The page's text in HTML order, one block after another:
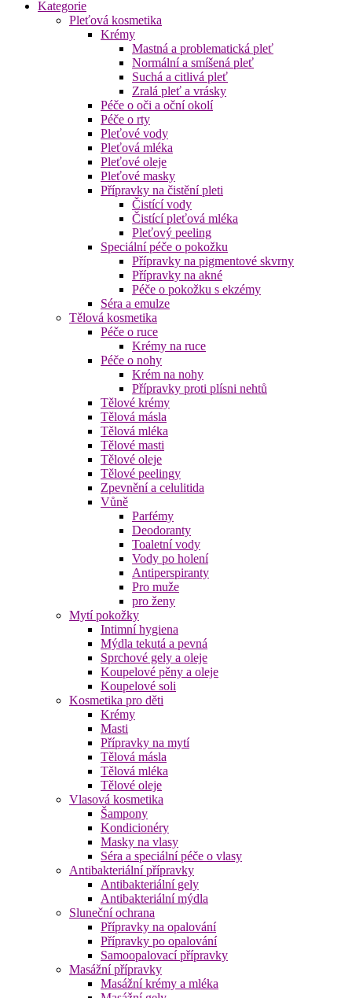
Kategorie
Pleťová kosmetika
Krémy
Mastná a problematická pleť
Normální a smíšená pleť
Suchá a citlivá pleť
Zralá pleť a vrásky
Péče o oči a oční okolí
Péče o rty
Pleťové vody
Pleťová mléka
Pleťové oleje
Pleťové masky
Přípravky na čistění pleti
Čistící vody
Čistící pleťová mléka
Pleťový peeling
Speciální péče o pokožku
Přípravky na pigmentové skvrny
Přípravky na akné
Péče o pokožku s ekzémy
Séra a emulze
Tělová kosmetika
Péče o ruce
Krémy na ruce
Péče o nohy
Krém na nohy
Přípravky proti plísni nehtů
Tělové krémy
Tělová másla
Tělová mléka
Tělové masti
Tělové oleje
Tělové peelingy
Zpevnění a celulitida
Vůně
Parfémy
Deodoranty
Toaletní vody
Vody po holení
Antiperspiranty
Pro muže
pro ženy
Mytí pokožky
Intimní hygiena
Mýdla tekutá a pevná
Sprchové gely a oleje
Koupelové pěny a oleje
Koupelové soli
Kosmetika pro děti
Krémy
Masti
Přípravky na mytí
Tělová másla
Tělová mléka
Tělové oleje
Vlasová kosmetika
Šampony
Kondicionéry
Masky na vlasy
Séra a speciální péče o vlasy
Antibakteriální přípravky
Antibakteriální gely
Antibakteriální mýdla
Sluneční ochrana
Přípravky na opalování
Přípravky po opalování
Samoopalovací přípravky
Masážní přípravky
Masážní krémy a mléka